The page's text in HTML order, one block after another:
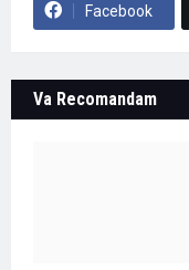
Facebook
Va Recomandam